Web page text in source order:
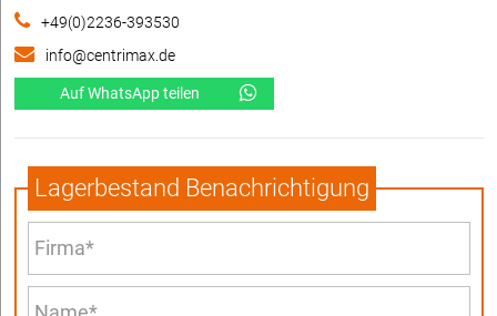
+49(0)2236-393530
info@centrimax.de
Auf WhatsApp teilen
Lagerbestand Benachrichtigung